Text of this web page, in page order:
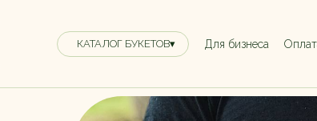
КАТАЛОГ БУКЕТОВ▾ Для бизнеса